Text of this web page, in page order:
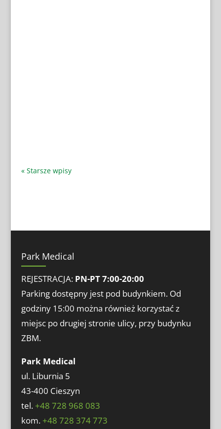
« Starsze wpisy
Park Medical
REJESTRACJA: PN-PT 7:00-20:00
Parking dostępny jest pod budynkiem. Od
godziny 15:00 można również korzystać z
miejsc po drugiej stronie ulicy, przy budynku
ZBM.
Park Medical
ul. Liburnia 5
43-400 Cieszyn
tel. +48 728 968 083
kom. +48 728 374 773